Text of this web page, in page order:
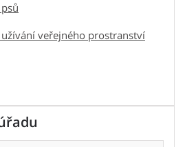
veřejného prostranství